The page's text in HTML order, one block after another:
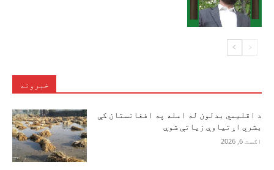
خبرونه
د اقلیمي بدلون له امله په افغانستان کې
بشري اړتیاوې زیاتې شوې
اګست 6, 2026